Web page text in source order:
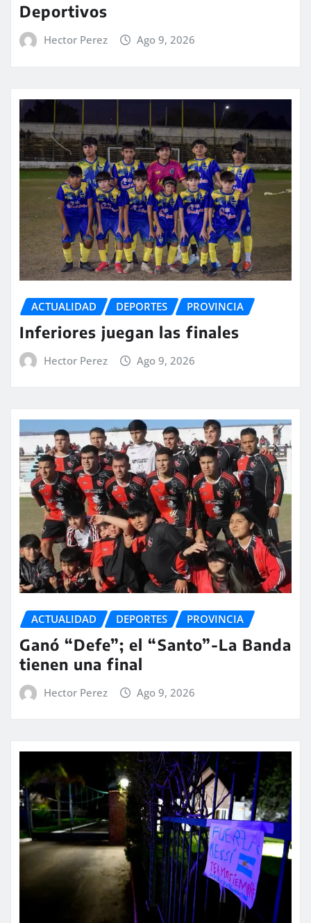
Deportivos
Hector Perez Ago 9, 2026
ACTUALIDAD DEPORTES PROVINCIA
Inferiores juegan las finales
Hector Perez Ago 9, 2026
ACTUALIDAD DEPORTES PROVINCIA
Ganó “Defe”; el “Santo”-La Banda
tienen una final
Hector Perez Ago 9, 2026